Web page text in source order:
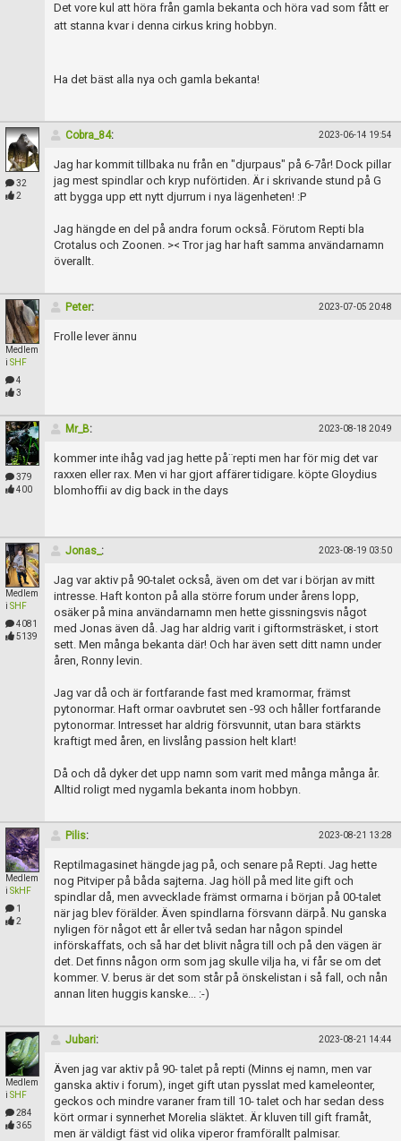
Det vore kul att höra från gamla bekanta och höra vad som fått er
att stanna kvar i denna cirkus kring hobbyn.
Ha det bäst alla nya och gamla bekanta!
32
2
Cobra_84: 2023-06-14 19:54
Jag har kommit tillbaka nu från en "djurpaus" på 6-7år! Dock pillar
jag mest spindlar och kryp nuförtiden. Är i skrivande stund på G
att bygga upp ett nytt djurrum i nya lägenheten! :P
Jag hängde en del på andra forum också. Förutom Repti bla
Crotalus och Zoonen. >< Tror jag har haft samma användarnamn
överallt.
Medlem
i SHF
4
3
Peter: 2023-07-05 20:48
Frolle lever ännu
379
400
Mr_B: 2023-08-18 20:49
kommer inte ihåg vad jag hette på¨repti men har för mig det var
raxxen eller rax. Men vi har gjort affärer tidigare. köpte Gloydius
blomhoffii av dig back in the days
Medlem
i SHF
4081
5139
Jonas_: 2023-08-19 03:50
Jag var aktiv på 90-talet också, även om det var i början av mitt
intresse. Haft konton på alla större forum under årens lopp,
osäker på mina användarnamn men hette gissningsvis något
med Jonas även då. Jag har aldrig varit i giftormsträsket, i stort
sett. Men många bekanta där! Och har även sett ditt namn under
åren, Ronny levin.
Jag var då och är fortfarande fast med kramormar, främst
pytonormar. Haft ormar oavbrutet sen -93 och håller fortfarande
pytonormar. Intresset har aldrig försvunnit, utan bara stärkts
kraftigt med åren, en livslång passion helt klart!
Då och då dyker det upp namn som varit med många många år.
Alltid roligt med nygamla bekanta inom hobbyn.
Medlem
i SkHF
1
2
Pilis: 2023-08-21 13:28
Reptilmagasinet hängde jag på, och senare på Repti. Jag hette
nog Pitviper på båda sajterna. Jag höll på med lite gift och
spindlar då, men avvecklade främst ormarna i början på 00-talet
när jag blev förälder. Även spindlarna försvann därpå. Nu ganska
nyligen för något ett år eller två sedan har någon spindel
införskaffats, och så har det blivit några till och på den vägen är
det. Det finns någon orm som jag skulle vilja ha, vi får se om det
kommer. V. berus är det som står på önskelistan i så fall, och nån
annan liten huggis kanske... :-)
Medlem
i SHF
284
365
Jubari: 2023-08-21 14:44
Även jag var aktiv på 90- talet på repti (Minns ej namn, men var
ganska aktiv i forum), inget gift utan pysslat med kameleonter,
geckos och mindre varaner fram till 10- talet och har sedan dess
kört ormar i synnerhet Morelia släktet. Är kluven till gift framåt,
men är väldigt fäst vid olika viperor framförallt palmisar.